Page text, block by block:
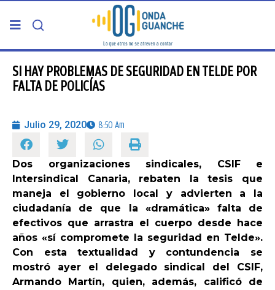
PORTADA
GRAN CANARIA
CANARIAS
5ª COLUMNA
CARTAS DEL DIRECTOR
ENTREVISTAS
SI HAY PROBLEMAS DE SEGURIDAD EN TELDE POR
FALTA DE POLICÍAS
Julio 29, 2020 8:50 Am
Dos organizaciones sindicales, CSIF e
Intersindical Canaria, rebaten la tesis que
maneja el gobierno local y advierten a la
ciudadanía de que la «dramática» falta de
efectivos que arrastra el cuerpo desde hace
años «sí compromete la seguridad en Telde».
Con esta textualidad y contundencia se
mostró ayer el delegado sindical del CSIF,
Armando Martín, quien, además, calificó de